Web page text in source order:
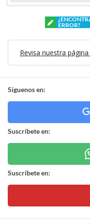
ERROR?
Revisa nuestra
Síguenos en:
Suscríbete en:
Suscríbete en: